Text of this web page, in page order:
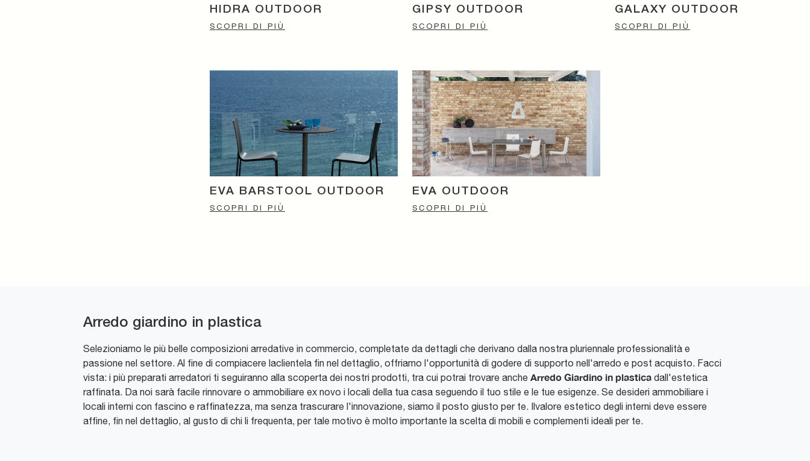
HIDRA OUTDOOR
SCOPRI DI PIÙ
GIPSY OUTDOOR
SCOPRI DI PIÙ
GALAXY OUTDOOR
SCOPRI DI PIÙ
EVA BARSTOOL OUTDOOR
SCOPRI DI PIÙ
EVA OUTDOOR
SCOPRI DI PIÙ
Arredo giardino in plastica
Selezioniamo le più belle composizioni arredative in commercio, completate da dettagli che derivano dalla nostra pluriennale professionalità e
passione nel settore. Al fine di compiacere laclientela fin nel dettaglio, offriamo l'opportunità di godere di supporto nell'arredo e post acquisto. Facci
vista: i più preparati arredatori ti seguiranno alla scoperta dei nostri prodotti, tra cui potrai trovare anche Arredo Giardino in plastica dall'estetica
raffinata. Da noi sarà facile rinnovare o ammobiliare ex novo i locali della tua casa seguendo il tuo stile e le tue esigenze. Se desideri ammobiliare i
locali interni con fascino e raffinatezza, ma senza trascurare l'innovazione, siamo il posto giusto per te. Ilvalore estetico degli interni deve essere
affine, fin nel dettaglio, al gusto di chi li frequenta, per tale motivo è molto importante la scelta di mobili e complementi ideali per te.